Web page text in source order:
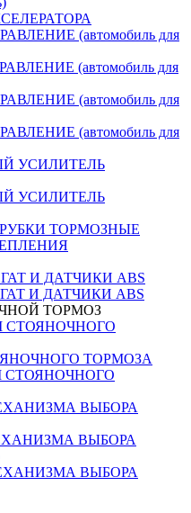
(автомобиль для
(автомобиль для
(автомобиль для
(автомобиль для
УСИЛИТЕЛЬ
УСИЛИТЕЛЬ
ТОРМОЗНЫЕ
И ДАТЧИКИ АВS
И ДАТЧИКИ АВS
ТОРМОЗ
СТОЯНОЧНОГО
ТОРМОЗА
СТОЯНОЧНОГО
ВЫБОРА
ВЫБОРА
ВЫБОРА